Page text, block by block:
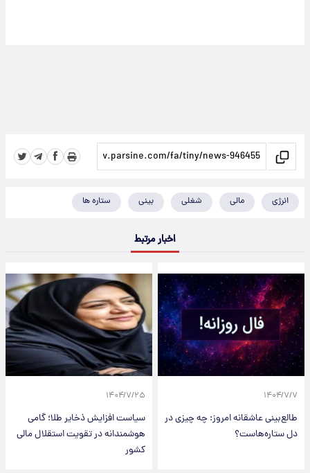
انرژی مالی شغلی بینی ستاره ها
اخبار مرتبط
۱۴۰۴/۷/۷
طالع‌بینی عاشقانه امروز: چه چیزی در
دل ستاره‌هاست؟
۱۴۰۴/۷/۲۵
سیاست افزایش ذخایر طلا؛ گامی
هوشمندانه در تقویت استقلال مالی
کشور